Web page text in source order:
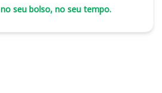
no seu bolso, no seu tempo.